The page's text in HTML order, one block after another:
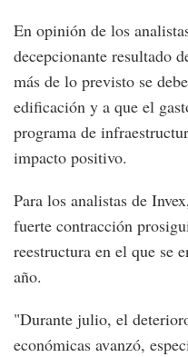
En opinión de los
decepcionante resultado
más de lo previsto se
edificación y a que el
programa de
impacto positivo.
Para los analistas de
fuerte contracción
reestructura en el que se
año.
"Durante julio, el
económicas avanzó,